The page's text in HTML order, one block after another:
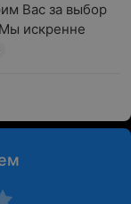
Вас за выбор
искренне